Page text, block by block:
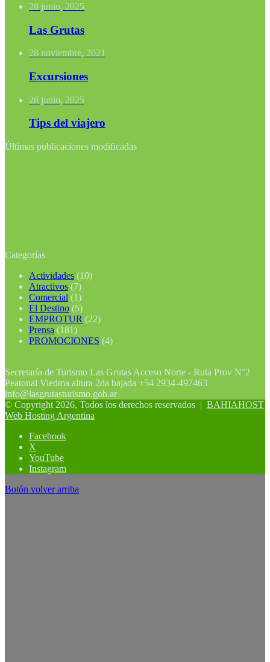
28 junio, 2025
Las Grutas
28 noviembre, 2021
Excursiones
28 junio, 2025
Tips del viajero
Últimas publicaciones modificadas
Categorías
Actividades (10)
Atractivos (7)
Comercial (1)
El Destino (5)
EMPROTUR (22)
Prensa (181)
PROMOCIONES (4)
Secretaría de Turismo Las Grutas Acceso Norte - Ruta Prov N°2
Peatonal Viedma altura 2da bajada +54 2934-497463
info@lasgrutasturismo.gob.ar
© Copyright 2026, Todos los derechos reservados | BAHIAHOST
Web Hosting Argentina
Facebook
X
YouTube
Instagram
Botón volver arriba